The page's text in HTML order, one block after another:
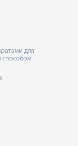
для
способом